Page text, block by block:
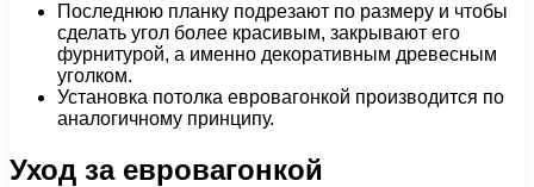
Последнюю планку подрезают по размеру и чтобы
сделать угол более красивым, закрывают его
фурнитурой, а именно декоративным древесным
уголком.
Установка потолка евровагонкой производится по
аналогичному принципу.
Уход за евровагонкой